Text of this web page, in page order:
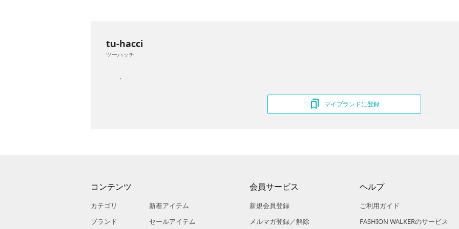
tu-hacci
ツーハッチ
マイブランドに登録
コンテンツ
カテゴリ
ブランド
新着アイテム
セールアイテム
会員サービス
新規会員登録
メルマガ登録／解除
ヘルプ
ご利用ガイド
FASHION WALKERのサービス